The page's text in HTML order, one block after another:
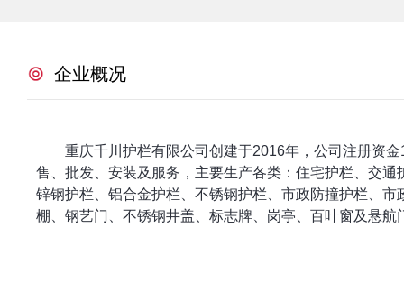
企业概况
重庆千川护栏有限公司创建于2016年，公司注册资
售、批发、安装及服务，主要生产各类：住宅护栏、交
锌钢护栏、铝合金护栏、不锈钢护栏、市政防撞护栏、
棚、钢艺门、不锈钢井盖、标志牌、岗亭、百叶窗及悬